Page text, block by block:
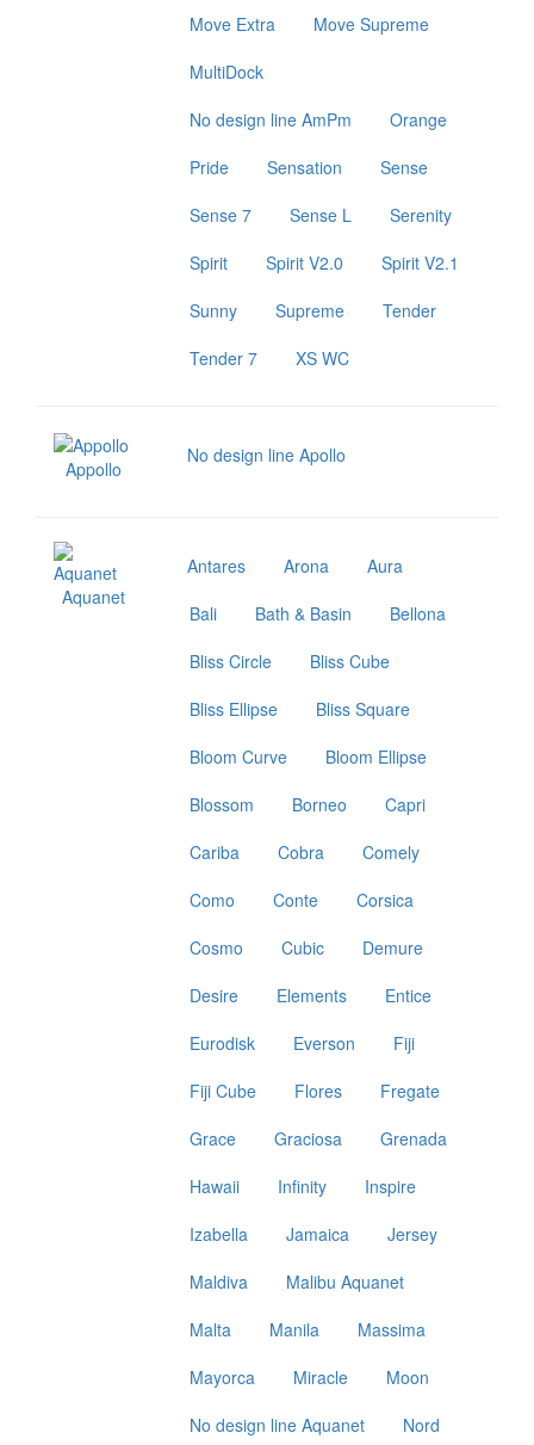
Move Extra
Move Supreme
MultiDock
No design line AmPm
Orange
Pride
Sensation
Sense
Sense 7
Sense L
Serenity
Spirit
Spirit V2.0
Spirit V2.1
Sunny
Supreme
Tender
Tender 7
XS WC
Appollo
No design line Apollo
Aquanet
Antares Arona
Aura
Bali
Bath & Basin
Bellona
Bliss Circle
Bliss Cube
Bliss Ellipse
Bliss Square
Bloom Curve
Bloom Ellipse
Blossom
Borneo
Capri
Cariba
Cobra
Comely
Como
Conte
Corsica
Cosmo
Cubic
Demure
Desire
Elements
Entice
Eurodisk
Everson
Fiji
Fiji Cube
Flores
Fregate
Grace
Graciosa
Grenada
Hawaii
Infinity
Inspire
Izabella
Jamaica
Jersey
Maldiva
Malibu Aquanet
Malta
Manila
Massima
Mayorca
Miracle
Moon
No design line Aquanet
Nord